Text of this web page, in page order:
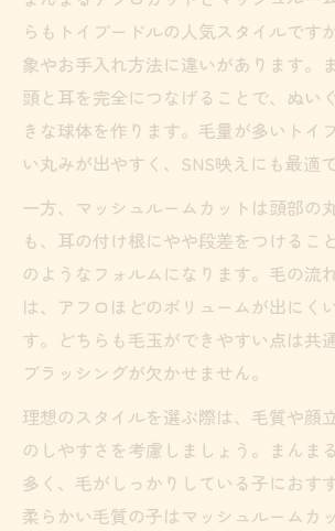
らもトイプードルの人気スタイルです
象やお手入れ方法に違いがあります。
頭と耳を完全につなげることで、ぬい
きな球体を作ります。毛量が多いトイ
い丸みが出やすく、SNS映えにも最適で
一方、マッシュルームカットは頭部の
も、耳の付け根にやや段差をつけるこ
のようなフォルムになります。毛の流
は、アフロほどのボリュームが出にく
す。どちらも毛玉ができやすい点は共
ブラッシングが欠かせません。
理想のスタイルを選ぶ際は、毛質や顔
のしやすさを考慮しましょう。まんま
多く、毛がしっかりしている子におす
柔らかい毛質の子はマッシュルームカ